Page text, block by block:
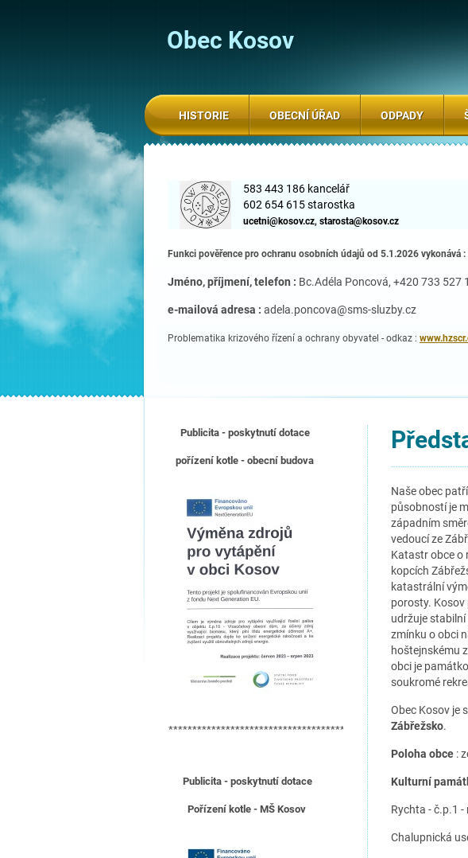
Obec Kosov
583 443 186 kancelář
602 654 615 starostka
ucetni@kosov.cz, starosta@kosov.cz
Funkci pověřence pro ochranu osobních údajů od 5.1.2026 vykonává :
Jméno, příjmení, telefon : Bc.Adéla Poncová, +420 733 527
e-mailová adresa : adela.poncova@sms-sluzby.cz
Problematika krizového řízení a ochrany obyvatel - odkaz :
Naše obec
působností je
západním
vedoucí ze
Katastr obce o
kopcích
katastrální
porosty. Kosov
udržuje
zmínku o obci
hoštejnskému
obci je
soukromé
Obec Kosov je
Zábřežsko
Poloha obce :
Kulturní
Rychta - č.p.1
Chalupnická
Publicita - poskytnutí dotace
pořízení kotle - obecní budova
*****************************************
Publicita - poskytnutí dotace
Pořízení kotle - MŠ Kosov
HISTORIE OBECNÍ ÚŘAD ODPADY